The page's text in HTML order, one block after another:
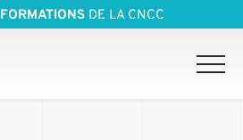
FORMATIONS DE LA CNCC